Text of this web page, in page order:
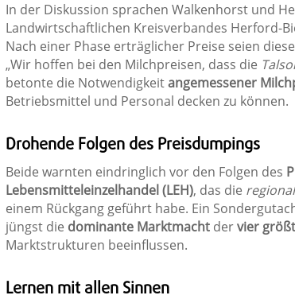
In der Diskussion sprachen Walkenhorst und
Landwirtschaftlichen Kreisverbandes Herford-
Nach einer Phase erträglicher Preise seien
„Wir hoffen bei den Milchpreisen, dass die
betonte die Notwendigkeitangemessener
Betriebsmittel und Personal decken zu können.
Drohende Folgen des Preisdumpings
Beide warnten eindringlich vor den Folgen des
Lebensmitteleinzelhandel (LEH), das die
einem Rückgang geführt habe. Ein
jüngst die dominante Marktmachtdervier
Marktstrukturen beeinflussen.
Lernen mit allen Sinnen